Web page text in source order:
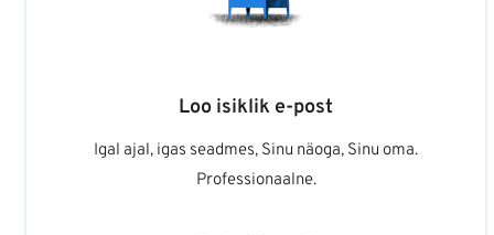
Loo isiklik e-post
Igal ajal, igas seadmes, Sinu näoga, Sinu oma.
Professionaalne.